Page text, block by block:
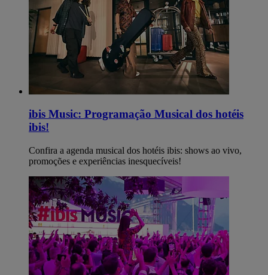
ibis Music: Programação Musical dos hotéis
ibis!
Confira a agenda musical dos hotéis ibis: shows ao vivo,
promoções e experiências inesquecíveis!